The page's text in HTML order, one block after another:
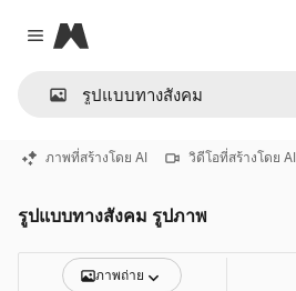
Close menu
Magnific
ภาพที่สร้างโดย AI วิดีโอที่สร้างโดย AI
รูปแบบทางสังคม รูปภาพ
ภาพถ่าย